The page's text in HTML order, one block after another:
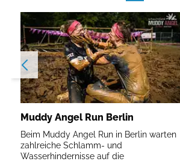
Muddy Angel Run Berlin
Beim Muddy Angel Run in Berlin warten
zahlreiche Schlamm- und
Wasserhindernisse auf die